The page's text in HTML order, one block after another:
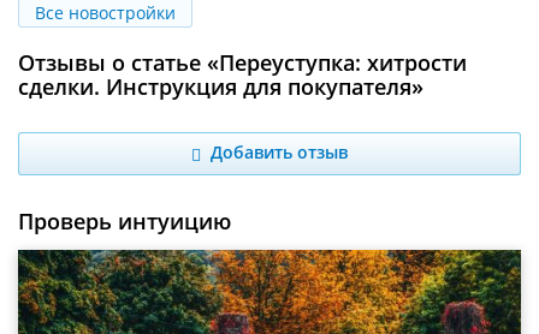
Все новостройки
Отзывы о статье «Переуступка: хитрости
сделки. Инструкция для покупателя»
Добавить отзыв
Проверь интуицию